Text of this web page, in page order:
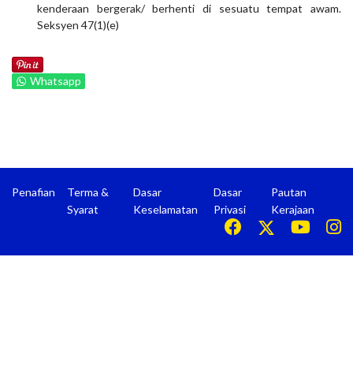
kenderaan bergerak/ berhenti di sesuatu tempat awam.
Seksyen 47(1)(e)
Whatsapp
Penafian
Terma &
Syarat
Dasar
Keselamatan
Dasar
Privasi
Pautan
Kerajaan